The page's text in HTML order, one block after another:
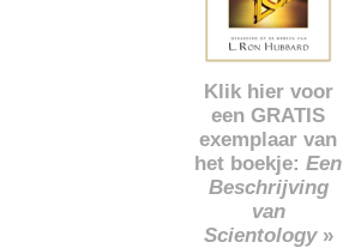
Klik hier voor
een GRATIS
exemplaar van
het boekje: Een
Beschrijving
van
Scientology»